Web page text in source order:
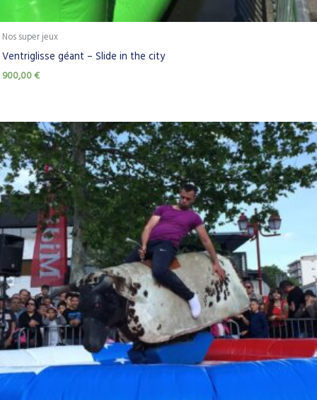
Nos super jeux
Ventriglisse géant – Slide in the city
900,00€